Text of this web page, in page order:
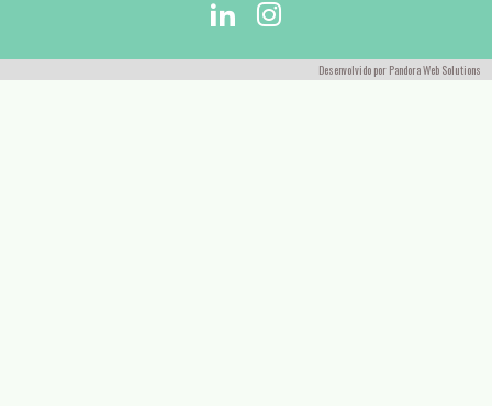
Desenvolvido por Pandora Web Solutions